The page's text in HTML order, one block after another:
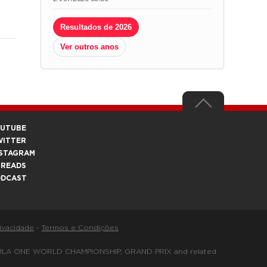
Resultados de 2026
Ver outros anos
- Termos e Condições
ONE WORLD CHAMPIONSHIP, GRAND PRIX and related